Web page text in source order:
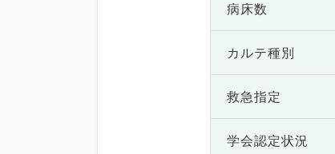
病床数
カルテ種別
救急指定
学会認定状況